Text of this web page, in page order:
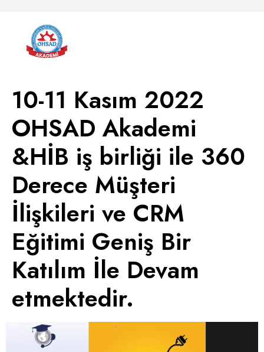
10-11 Kasım 2022
OHSAD Akademi
&HİB iş birliği ile 360
Derece Müşteri
İlişkileri ve CRM
Eğitimi Geniş Bir
Katılım İle Devam
etmektedir.